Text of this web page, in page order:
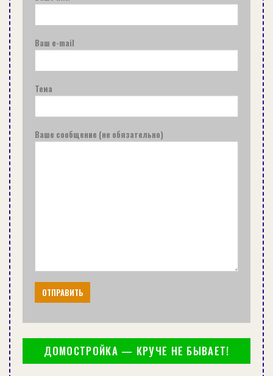
ОРГАНИЗАЦИЯ ХРАНЕНИЯ В ПРИХОЖЕЙ: ФОТОПРИМЕРЫ
Ваш e-mail
Тема
Ваше сообщение (не обязательно)
ДОМОСТРОЙКА — КРУЧЕ НЕ БЫВАЕТ!